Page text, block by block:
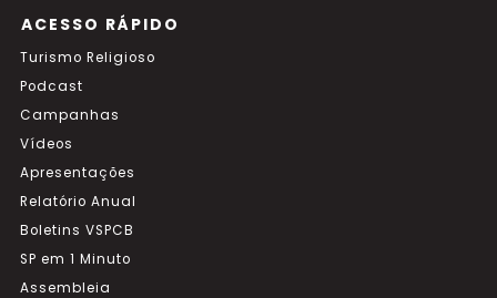
ACESSO RÁPIDO
Turismo Religioso
Podcast
Campanhas
Vídeos
Apresentações
Relatório Anual
Boletins VSPCB
SP em 1 Minuto
Assembleia